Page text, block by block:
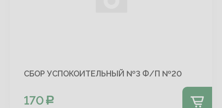
СБОР УСПОКОИТЕЛЬНЫЙ №3 Ф/П №20
170